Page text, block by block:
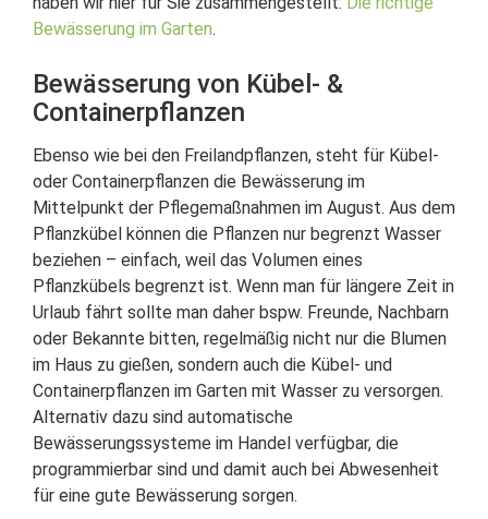
Bewässerung im Garten.
Bewässerung von Kübel- &
Containerpflanzen
Ebenso wie bei den Freilandpflanzen, steht für Kübel-
oder Containerpflanzen die Bewässerung im
Mittelpunkt der Pflegemaßnahmen im August. Aus dem
Pflanzkübel können die Pflanzen nur begrenzt Wasser
beziehen – einfach, weil das Volumen eines
Pflanzkübels begrenzt ist. Wenn man für längere Zeit in
Urlaub fährt sollte man daher bspw. Freunde, Nachbarn
oder Bekannte bitten, regelmäßig nicht nur die Blumen
im Haus zu gießen, sondern auch die Kübel- und
Containerpflanzen im Garten mit Wasser zu versorgen.
Alternativ dazu sind automatische
Bewässerungssysteme im Handel verfügbar, die
programmierbar sind und damit auch bei Abwesenheit
für eine gute Bewässerung sorgen.